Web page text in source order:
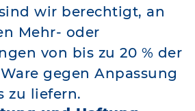
wir berechtigt, an
Mehr- oder
von bis zu 20 % der
gegen Anpassung
zu liefern.